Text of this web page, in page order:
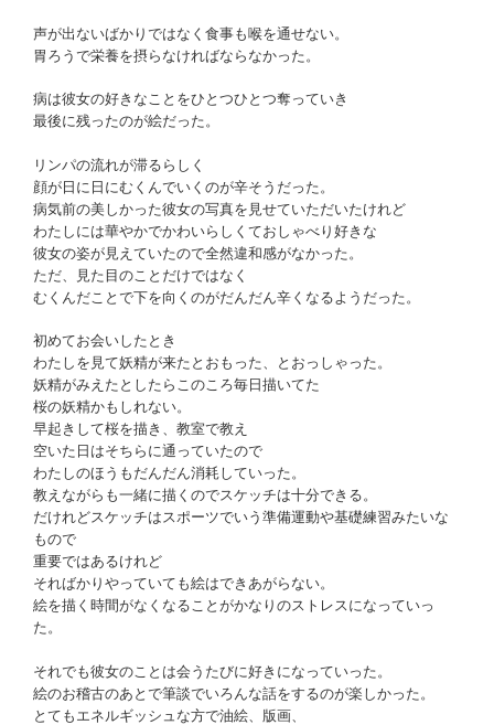
声が出ないばかりではなく食事も喉を通せない。
胃ろうで栄養を摂らなければならなかった。
病は彼女の好きなことをひとつひとつ奪っていき
最後に残ったのが絵だった。
リンパの流れが滞るらしく
顔が日に日にむくんでいくのが辛そうだった。
病気前の美しかった彼女の写真を見せていただいたけれど
わたしには華やかでかわいらしくておしゃべり好きな
彼女の姿が見えていたので全然違和感がなかった。
ただ、見た目のことだけではなく
むくんだことで下を向くのがだんだん辛くなるようだった。
初めてお会いしたとき
わたしを見て妖精が来たとおもった、とおっしゃった。
妖精がみえたとしたらこのころ毎日描いてた
桜の妖精かもしれない。
早起きして桜を描き、教室で教え
空いた日はそちらに通っていたので
わたしのほうもだんだん消耗していった。
教えながらも一緒に描くのでスケッチは十分できる。
だけれどスケッチはスポーツでいう準備運動や基礎練習みたいな
もので
重要ではあるけれど
そればかりやっていても絵はできあがらない。
絵を描く時間がなくなることがかなりのストレスになっていっ
た。
それでも彼女のことは会うたびに好きになっていった。
絵のお稽古のあとで筆談でいろんな話をするのが楽しかった。
とてもエネルギッシュな方で油絵、版画、